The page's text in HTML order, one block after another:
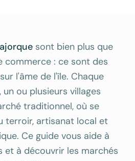
sont bien plus que
commerce : ce sont des
l'âme de l'île. Chaque
ou plusieurs villages
traditionnel, où se
terroir, artisanat local et
Ce guide vous aide à
et à découvrir les marchés